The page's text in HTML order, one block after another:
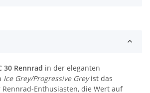
30 Rennrad in der eleganten
Ice Grey/Progressive Greyist das
Enthusiasten, die Wert auf